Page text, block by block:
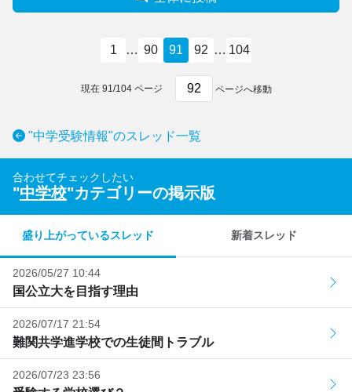
1 … 90 91 92 … 104
現在 91 /104 ページ ページへ移動
"中学受験情報"のスレッド一覧
合わせてチェックしたい
"中学校"カテゴリーの掲示版
盛り上がっているスレッド 新着スレッド
2026/05/27 10:44
国公立大を目指す理由
2026/07/17 21:54
難関共学進学校での生徒間トラブル
2026/07/23 23:56